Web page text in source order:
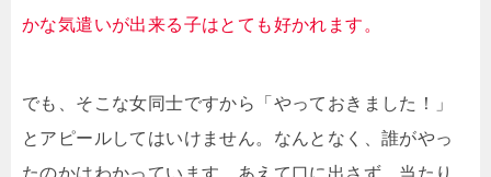
かな気遣いが出来る子はとても好かれます。
でも、そこな女同士ですから「やっておきました！」
とアピールしてはいけません。なんとなく、誰がやっ
たのかはわかっています。あえて口に出さず、当たり